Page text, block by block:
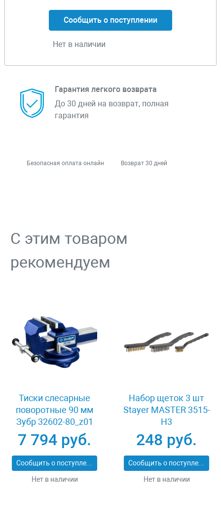
Сообщить о поступлении
Нет в наличии
Гарантия легкого возврата
До 30 дней на возврат, полная
гарантия
Безопасная оплата онлайн Возврат 30 дней
С этим товаром
рекомендуем
Тиски слесарные
поворотные 90 мм
Зубр 32602-80_z01
7 794 руб.
Сообщить о поступлении
Нет в наличии
Набор щеток 3 шт
Stayer MASTER 3515-
H3
248 руб.
Сообщить о поступлении
Нет в наличии